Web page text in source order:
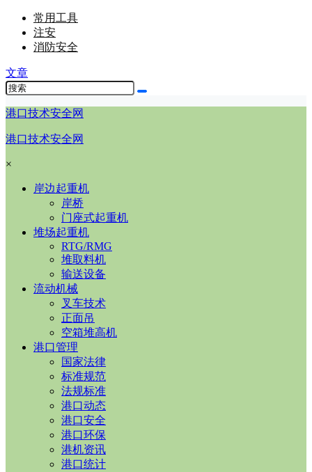
常用工具
注安
消防安全
文章
港口技术安全网
港口技术安全网
×
岸边起重机
岸桥
门座式起重机
堆场起重机
RTG/RMG
堆取料机
输送设备
流动机械
叉车技术
正面吊
空箱堆高机
港口管理
国家法律
标准规范
法规标准
港口动态
港口安全
港口环保
港机资讯
港口统计